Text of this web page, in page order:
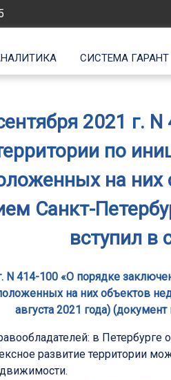
СИСТЕМА ГАРАНТ
2021 г.
по
на
Санкт-
вступил в
N 414-100 «О порядке
на них объектов
августа 2021 года)
в
развитие территории